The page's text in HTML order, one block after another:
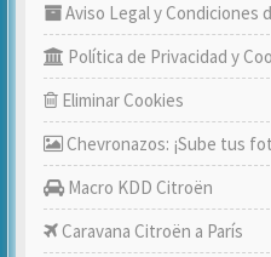
Aviso Legal y Condiciones
Política de Privacidad y
Eliminar Cookies
Chevronazos: ¡Sube tus
Macro KDD Citroën
Caravana Citroën a París